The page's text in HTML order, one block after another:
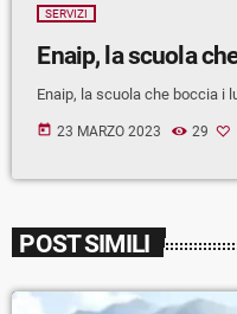
SERVIZI
Enaip, la scuola
Enaip, la scuola che boccia i
today 23 MARZO 2023 29
POST SIMILI